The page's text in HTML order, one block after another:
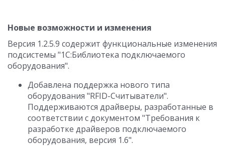
Новые возможности и изменения
Версия 1.2.5.9 содержит функциональные изменения
подсистемы "1С:Библиотека подключаемого
оборудования".
Добавлена поддержка нового типа
оборудования "RFID-Считыватели".
Поддерживаются драйверы, разработанные в
соответствии с документом "Требования к
разработке драйверов подключаемого
оборудования, версия 1.6".